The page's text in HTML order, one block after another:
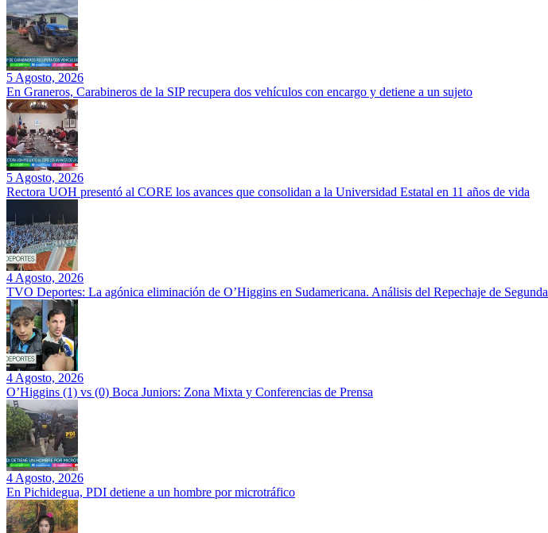
5 Agosto, 2026
En Graneros, Carabineros de la SIP recupera dos vehículos con encargo y detiene a un sujeto
5 Agosto, 2026
Rectora UOH presentó al CORE los avances que consolidan a la Universidad Estatal en 11 años de vida
4 Agosto, 2026
TVO Deportes: La agónica eliminación de O’Higgins en Sudamericana. Análisis del Repechaje de Segunda
4 Agosto, 2026
O’Higgins (1) vs (0) Boca Juniors: Zona Mixta y Conferencias de Prensa
4 Agosto, 2026
En Pichidegua, PDI detiene a un hombre por microtráfico